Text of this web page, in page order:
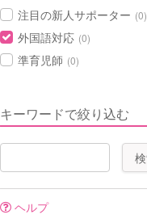
注目の新人サポーター (0)
外国語対応 (0)
準育児師 (0)
キーワードで絞り込む
ヘルプ